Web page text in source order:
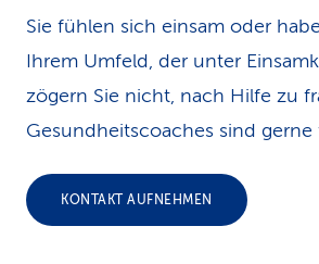
Sie fühlen sich einsam oder
Ihrem Umfeld, der unter
zögern Sie nicht, nach Hilfe zu
Gesundheitscoaches sind gerne
KONTAKT AUFNEHMEN